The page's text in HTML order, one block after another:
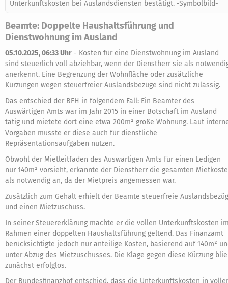
Unterkunftskosten bei Auslandsdiensten bestätigt. -Symbolbild-
Beamte: Doppelte Haushaltsführung und
Dienstwohnung im Ausland
05.10.2025, 06:33 Uhr - Kosten für eine Dienstwohnung im Ausland
sind steuerlich voll abziehbar, wenn der Dienstherr sie als
anerkennt. Eine Begrenzung der Wohnfläche oder zusätzliche
Kürzungen wegen steuerfreier Auslandsbezüge sind nicht zulässig.
Das entschied der BFH in folgendem Fall: Ein Beamter des
Auswärtigen Amts war im Jahr 2015 in einer Botschaft im Ausland
tätig und mietete dort eine etwa 200m² große Wohnung. Laut
Vorgaben musste er diese auch für dienstliche
Repräsentationsaufgaben nutzen.
Obwohl der Mietleitfaden des Auswärtigen Amts für einen Ledigen
nur 140m² vorsieht, erkannte der Dienstherr die gesamten
als notwendig an, da der Mietpreis angemessen war.
Zusätzlich zum Gehalt erhielt der Beamte steuerfreie
und einen Mietzuschuss.
In seiner Steuererklärung machte er die vollen Unterkunftskosten
Rahmen einer doppelten Haushaltsführung geltend. Das Finanzamt
berücksichtigte jedoch nur anteilige Kosten, basierend auf 140m²
unter Abzug des Mietzuschusses. Die Klage gegen diese Kürzung
zunächst erfolglos.
Der Bundesfinanzhof entschied, dass die Unterkunftskosten in voller